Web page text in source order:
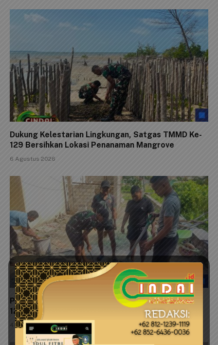
Dukung Kelestarian Lingkungan, Satgas TMMD Ke-
129 Bersihkan Lokasi Penanaman Mangrove
6 Agustus 2026
Progres 89 Persen, Pembangunan MCK TMMD Ke-
129 Segera Rampung
4 Agustus 2026